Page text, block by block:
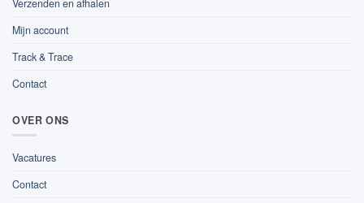
Verzenden en afhalen
Mijn account
Track & Trace
Contact
OVER ONS
Vacatures
Contact